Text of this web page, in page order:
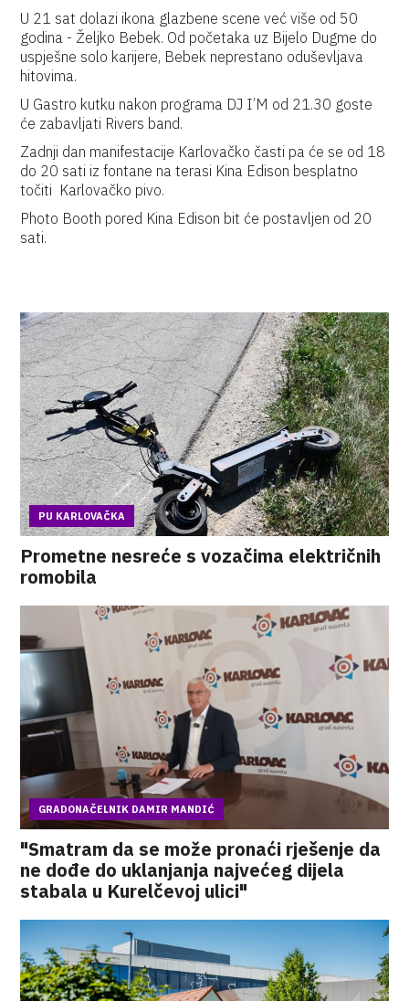
U 21 sat dolazi ikona glazbene scene već više od 50
godina - Željko Bebek. Od početaka uz Bijelo Dugme do
uspješne solo karijere, Bebek neprestano oduševljava
hitovima.
U Gastro kutku nakon programa DJ I’M od 21.30 goste
će zabavljati Rivers band.
Zadnji dan manifestacije Karlovačko časti pa će se od 18
do 20 sati iz fontane na terasi Kina Edison besplatno
točiti Karlovačko pivo.
Photo Booth pored Kina Edison bit će postavljen od 20
sati.
PU KARLOVAČKA
Prometne nesreće s vozačima električnih
romobila
GRADONAČELNIK DAMIR MANDIĆ
"Smatram da se može pronaći rješenje da
ne dođe do uklanjanja najvećeg dijela
stabala u Kurelčevoj ulici"